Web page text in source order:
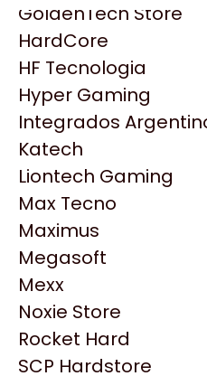
HP
HyperX
INNO3D
Intel
Kingston
Lenovo
Logitech
MSI
NVIDIA GeForce
NZXT
PNY
Palit
Philips
GoldenTech Store
HardCore
HF Tecnologia
Hyper Gaming
Integrados
Katech
Liontech Gaming
Max Tecno
Maximus
Megasoft
Mexx
Noxie Store
Rocket Hard
SCP Hardstore